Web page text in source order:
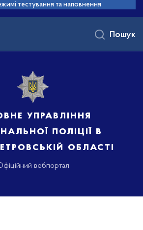
тестування та наповнення
управління
поліції в
області
вебпортал
Пошук